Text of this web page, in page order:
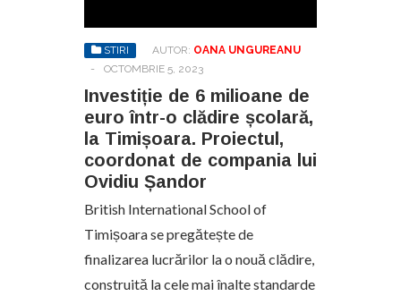
STIRI AUTOR: OANA UNGUREANU
-
OCTOMBRIE 5, 2023
Investiție de 6 milioane de
euro într-o clădire școlară,
la Timișoara. Proiectul,
coordonat de compania lui
Ovidiu Șandor
British International School of
Timișoara se pregătește de
finalizarea lucrărilor la o nouă clădire,
construită la cele mai înalte standarde